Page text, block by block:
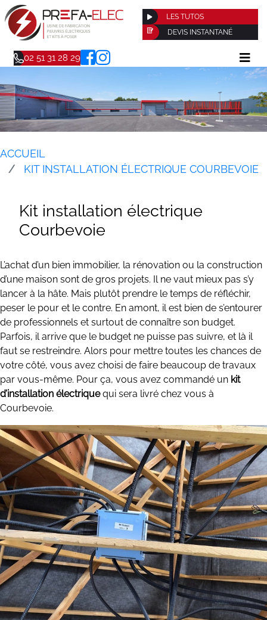
LES TUTOS
DEVIS INSTANTANÉ
02 51 31 28 29
ACCUEIL
KIT INSTALLATION ÉLECTRIQUE COURBEVOIE
Kit installation électrique
Courbevoie
L’achat d’un bien immobilier, la rénovation ou la construction
d’une maison sont de gros projets. Il ne vaut mieux pas s’y
lancer à la hâte. Mais plutôt prendre le temps de réfléchir,
peser le pour et le contre. En amont, il est bien de s’entourer
de professionnels et surtout de connaître son budget.
Parfois, il arrive que le budget ne puisse pas suivre, et là il
faut se restreindre. Alors pour mettre toutes les chances de
votre côté, vous avez choisi de faire beaucoup de travaux
par vous-même. Pour ça, vous avez commandé un kit
d’installation électriquequi sera livré chez vous à
Courbevoie.